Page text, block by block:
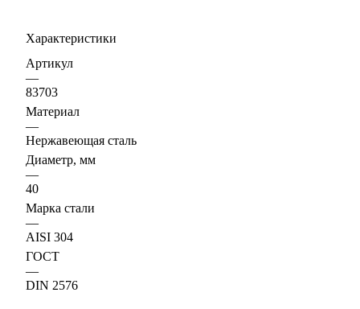
Характеристики
Артикул
—
83703
Материал
—
Нержавеющая сталь
Диаметр, мм
—
40
Марка стали
—
AISI 304
ГОСТ
—
DIN 2576